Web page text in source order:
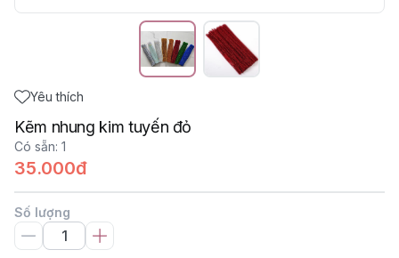
Yêu thích
Kẽm nhung kim tuyến đỏ
Có sẵn: 1
35.000đ
Số lượng